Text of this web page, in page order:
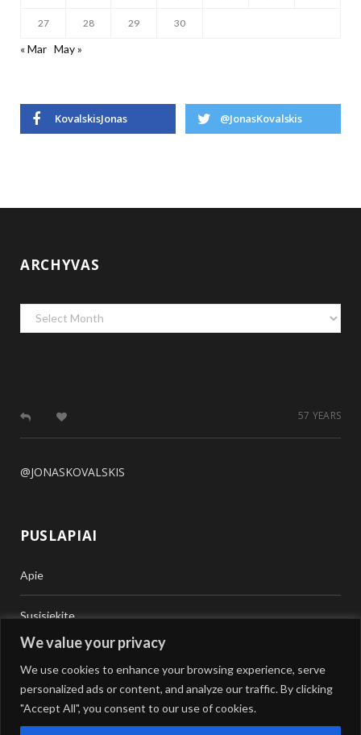
We value your privacy
We use cookies to enhance your browsing experience, serve
personalized ads or content, and analyze our traffic. By clicking
"Accept All", you consent to our use of cookies.
27 28 29 30
« Mar May »
KovalskisJonas @JonasKovalskis
ARCHYVAS
Archyvas
57 YEARS
@JONASKOVALSKIS
PUSLAPIAI
Apie
Susisiekite
Vertimai